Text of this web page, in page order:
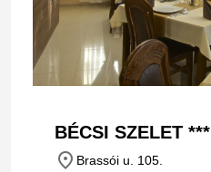
BÉCSI SZELET ***
place Brassói u. 105.